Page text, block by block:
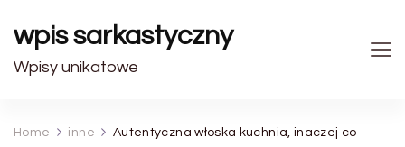
wpis sarkastyczny
Wpisy unikatowe
Home inne
Autentyczna włoska kuchnia, inaczej co